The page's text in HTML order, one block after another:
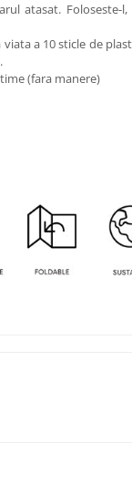
atasat. Foloseste-l,
a 10 sticle de
(fara manere)